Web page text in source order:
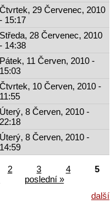
Čtvrtek, 29 Červenec, 2010
- 15:17
Středa, 28 Červenec, 2010
- 14:38
Pátek, 11 Červen, 2010 -
15:03
Čtvrtek, 10 Červen, 2010 -
11:55
Úterý, 8 Červen, 2010 -
22:18
Úterý, 8 Červen, 2010 -
14:59
2 3 4
5
poslední »
další